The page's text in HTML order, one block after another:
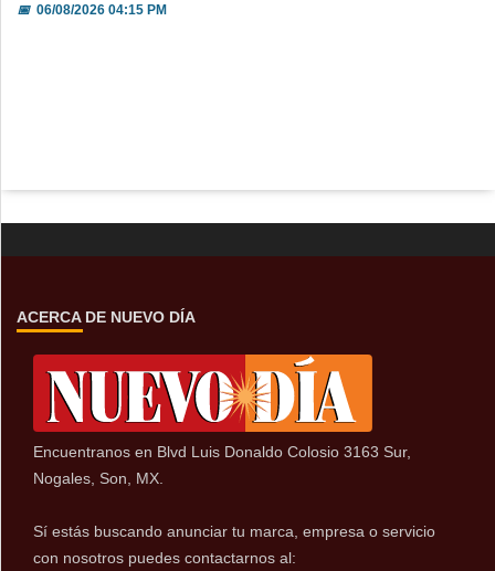
📅06/08/2026 04:15 PM
ACERCA DE NUEVO DÍA
Encuentranos en Blvd Luis Donaldo Colosio 3163 Sur,
Nogales, Son, MX.
Sí estás buscando anunciar tu marca, empresa o servicio
con nosotros puedes contactarnos al: